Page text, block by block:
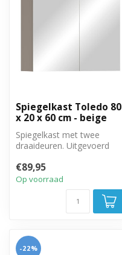
Spiegelkast Toledo 80
x 20 x 60 cm - beige
Spiegelkast met twee
draaideuren. Uitgevoerd
breed, 20...
€89,95
Op voorraad
-22%